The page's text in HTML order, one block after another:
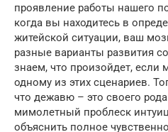
проявление работы нашего
когда вы находитесь в
житейской ситуации, ваш
разные варианты развития
знаем, что произойдет, если
одному из этих сценариев.
что дежавю – это своего
мимолетный проблеск
объяснить полное